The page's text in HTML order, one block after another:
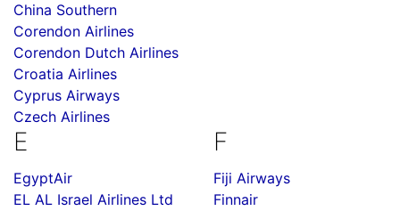
China Southern
Corendon Airlines
Corendon Dutch Airlines
Croatia Airlines
Cyprus Airways
Czech Airlines
E
EgyptAir
EL AL Israel Airlines Ltd
F
Fiji Airways
Finnair